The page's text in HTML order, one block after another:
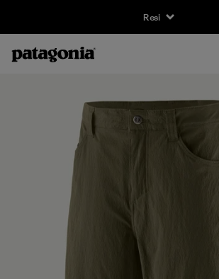
Resi